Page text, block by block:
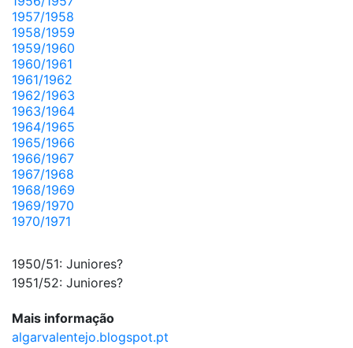
1957/1958
1958/1959
1959/1960
1960/1961
1961/1962
1962/1963
1963/1964
1964/1965
1965/1966
1966/1967
1967/1968
1968/1969
1969/1970
1970/1971
1950/51: Juniores?
1951/52: Juniores?
Mais informação
algarvalentejo.blogspot.pt